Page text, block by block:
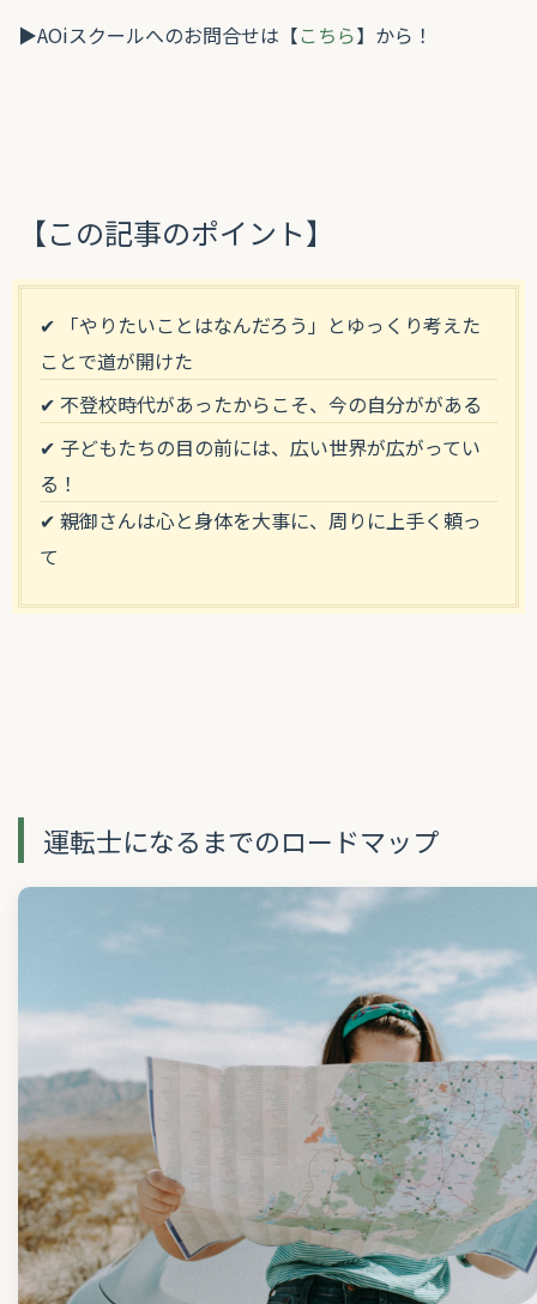
▶︎AOiスクールへのお問合せは【こちら】から！
【この記事のポイント】
✔ 「やりたいことはなんだろう」とゆっくり考えた
ことで道が開けた
✔ 不登校時代があったからこそ、今の自分ががある
✔ 子どもたちの目の前には、広い世界が広がってい
る！
✔ 親御さんは心と身体を大事に、周りに上手く頼っ
て
運転士になるまでのロードマップ